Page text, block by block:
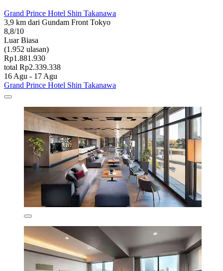
Grand Prince Hotel Shin Takanawa
3,9 km dari Gundam Front Tokyo
8,8/10
Luar Biasa
(1.952 ulasan)
Rp1.881.930
total Rp2.339.338
16 Agu - 17 Agu
Grand Prince Hotel Shin Takanawa